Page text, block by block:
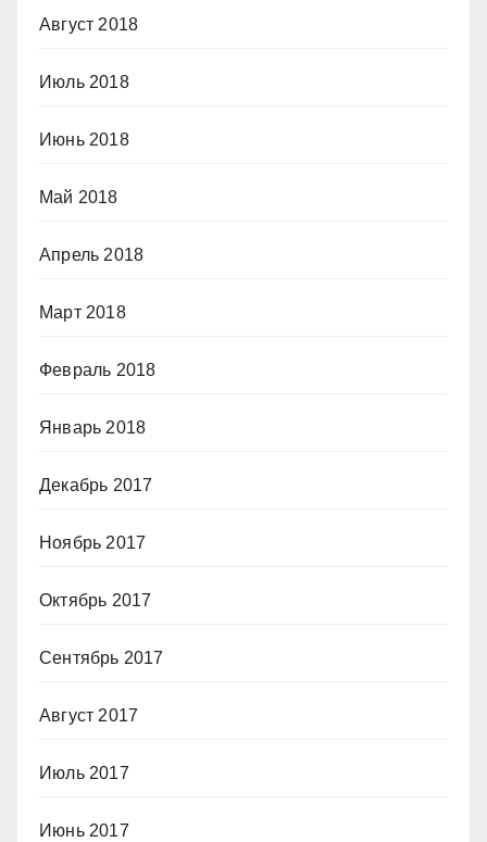
Август 2018
Июль 2018
Июнь 2018
Май 2018
Апрель 2018
Март 2018
Февраль 2018
Январь 2018
Декабрь 2017
Ноябрь 2017
Октябрь 2017
Сентябрь 2017
Август 2017
Июль 2017
Июнь 2017